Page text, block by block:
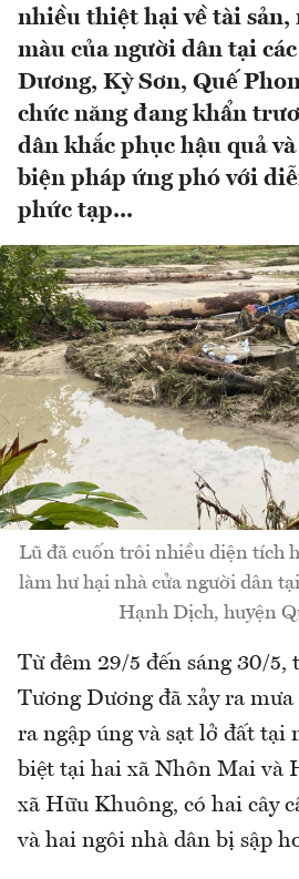
nhiều thiệt hại về tài sản,
màu của người dân tại
Dương, Kỳ Sơn, Quế
chức năng đang khẩn
dân khắc phục hậu quả
biện pháp ứng phó với
phức tạp...
Lũ đã cuốn trôi nhiều diện tích
làm hư hại nhà cửa người dân
Hạnh Dịch, huyện
Từ đêm 29/5 đến sáng 30/5,
Tương Dương đã xảy ra
ra ngập úng và sạt lở đất tại
biệt tại hai xã Nhôn Mai và
xã Hữu Khuông, có hai cây
và hai ngôi nhà dân bị sập